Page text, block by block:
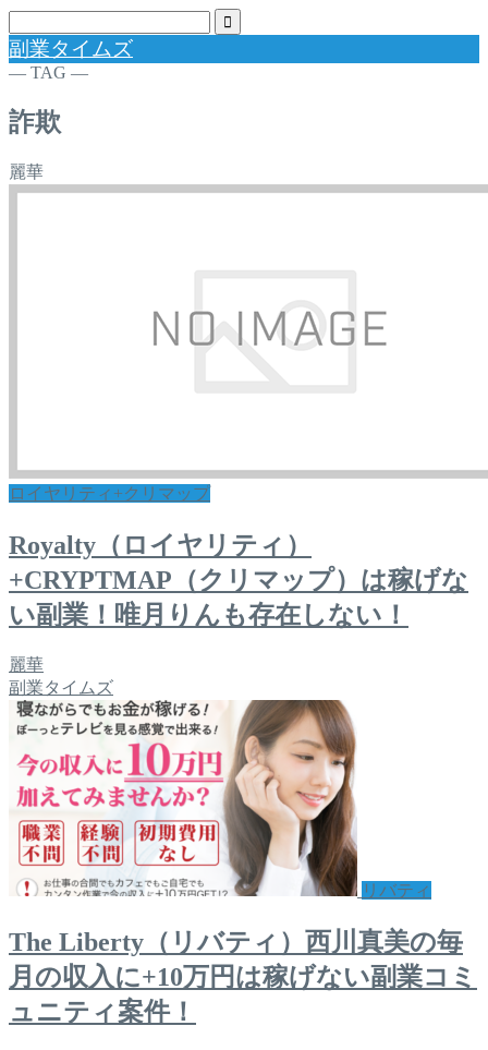
副業タイムズ
― TAG ―
詐欺
麗華
ロイヤリティ+クリマップ
Royalty（ロイヤリティ）
+CRYPTMAP（クリマップ）は稼げな
い副業！唯月りんも存在しない！
麗華
副業タイムズ
リバティ
The Liberty（リバティ）西川真美の毎
月の収入に+10万円は稼げない副業コミ
ュニティ案件！